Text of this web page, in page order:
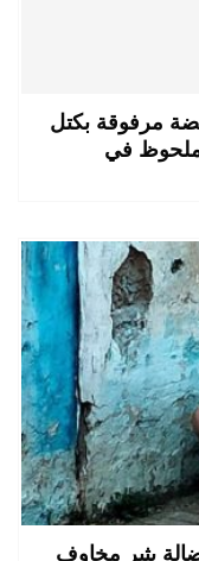
مرفوقة بكتل
ملحوظ في
يثير مخاوف